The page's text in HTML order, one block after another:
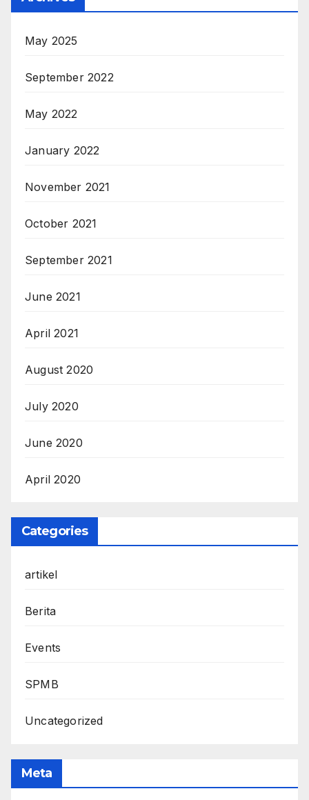
May 2025
September 2022
May 2022
January 2022
November 2021
October 2021
September 2021
June 2021
April 2021
August 2020
July 2020
June 2020
April 2020
Categories
artikel
Berita
Events
SPMB
Uncategorized
Meta